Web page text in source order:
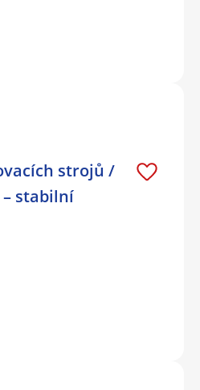
strojů /
stabilní